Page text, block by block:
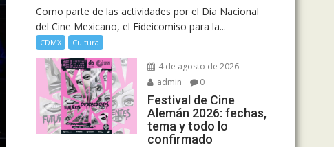
Como parte de las actividades por el Día Nacional
del Cine Mexicano, el Fideicomiso para la...
CDMX Cultura
4 de agosto de 2026
admin
0
Festival de Cine
Alemán 2026: fechas,
tema y todo lo
confirmado